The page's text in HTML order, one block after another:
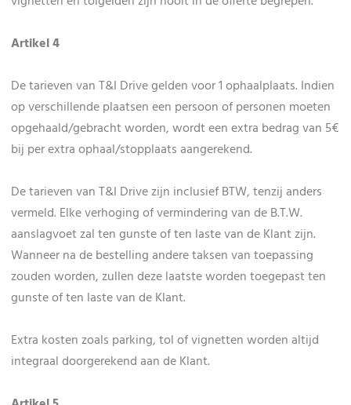
Artikel 4
De tarieven van T&I Drive gelden voor 1 ophaalplaats. Indien
op verschillende plaatsen een persoon of personen moeten
opgehaald/gebracht worden, wordt een extra bedrag van 5€
bij per extra ophaal/stopplaats aangerekend.
De tarieven van T&I Drive zijn inclusief BTW, tenzij anders
vermeld. Elke verhoging of vermindering van de B.T.W.
aanslagvoet zal ten gunste of ten laste van de Klant zijn.
Wanneer na de bestelling andere taksen van toepassing
zouden worden, zullen deze laatste worden toegepast ten
gunste of ten laste van de Klant.
Extra kosten zoals parking, tol of vignetten worden altijd
integraal doorgerekend aan de Klant.